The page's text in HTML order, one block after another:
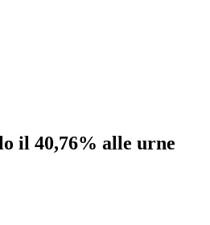
il 40,76% alle urne